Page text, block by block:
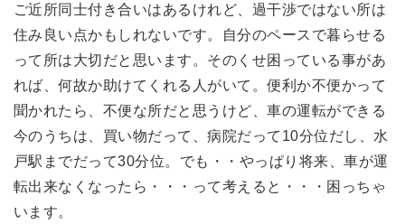
ご近所同士付き合いはあるけれど、過干渉ではない所は
住み良い点かもしれないです。自分のペースで暮らせる
って所は大切だと思います。そのくせ困っている事があ
れば、何故か助けてくれる人がいて。便利か不便かって
聞かれたら、不便な所だと思うけど、車の運転ができる
今のうちは、買い物だって、病院だって10分位だし、水
戸駅までだって30分位。でも・・やっぱり将来、車が運
転出来なくなったら・・・って考えると・・・困っちゃ
います。